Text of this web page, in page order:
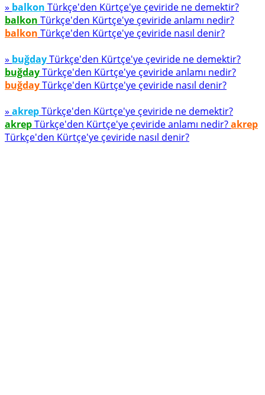
» balkon Türkçe'den Kürtçe'ye çeviride ne demektir?
balkon Türkçe'den Kürtçe'ye çeviride anlamı nedir?
balkon Türkçe'den Kürtçe'ye çeviride nasıl denir?
» buğdayTürkçe'den Kürtçe'ye çeviride ne demektir?
buğdayTürkçe'den Kürtçe'ye çeviride anlamı nedir?
buğdayTürkçe'den Kürtçe'ye çeviride nasıl denir?
» akrepTürkçe'den Kürtçe'ye çeviride ne demektir?
akrepTürkçe'den Kürtçe'ye çeviride anlamı nedir?akrep
Türkçe'den Kürtçe'ye çeviride nasıl denir?